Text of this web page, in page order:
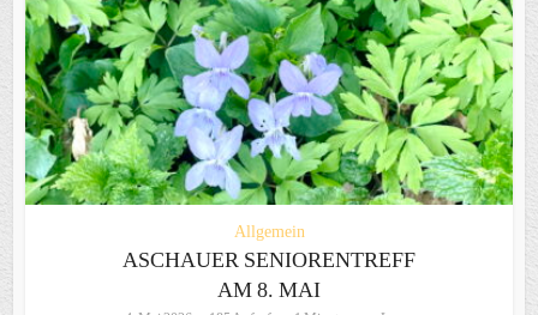
Allgemein
ASCHAUER SENIORENTREFF
AM 8. MAI